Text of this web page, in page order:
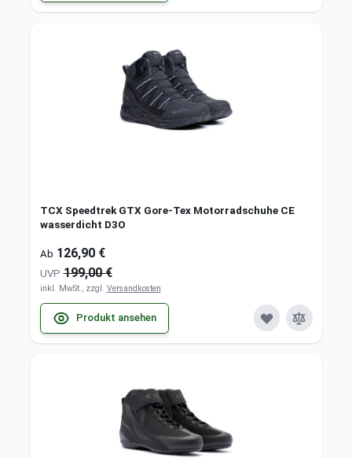
TCX Speedtrek GTX Gore-Tex Motorradschuhe CE
wasserdicht D3O
Ab 126,90 €
UVP 199,00 €
inkl. MwSt., zzgl. Versandkosten
Produkt ansehen